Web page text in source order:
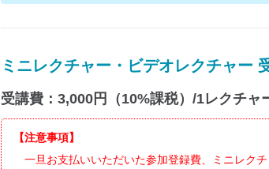
ミニレクチャー・ビデオレクチャー
受講費：3,000円（10%課税）/1レクチャ
【注意事項】
一旦お支払いいただいた参加登録費、ミニレク